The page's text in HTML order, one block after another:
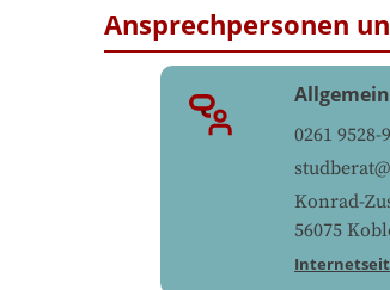
Ansprechpersonen
0261 9528-
Konrad-
56075